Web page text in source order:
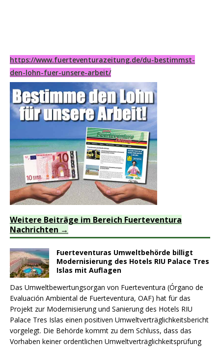
https://www.fuerteventurazeitung.de/du-bestimmst-
den-lohn-fuer-unsere-arbeit/
Weitere Beiträge im Bereich Fuerteventura
Nachrichten
Fuerteventuras Umweltbehörde billigt
Modernisierung des Hotels RIU Palace Tres
Islas mit Auflagen
Das Umweltbewertungsorgan von Fuerteventura (Órgano de
Evaluación Ambiental de Fuerteventura, OAF) hat für das
Projekt zur Modernisierung und Sanierung des Hotels RIU
Palace Tres Islas einen positiven Umweltverträglichkeitsbericht
vorgelegt. Die Behörde kommt zu dem Schluss, dass das
Vorhaben keiner ordentlichen Umweltverträglichkeitsprüfung